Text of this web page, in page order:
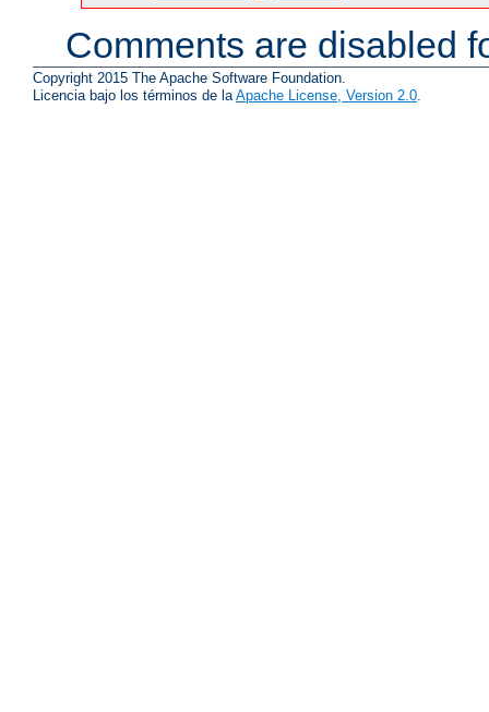
Comments are disabled
Copyright 2015 The Apache Software Foundation.
Licencia bajo los términos de laApache License, Version 2.0.